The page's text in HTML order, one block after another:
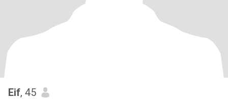
Eif, 45